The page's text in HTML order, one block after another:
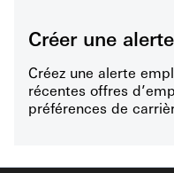
Créer une
Créez une alerte
récentes offres
préférences de